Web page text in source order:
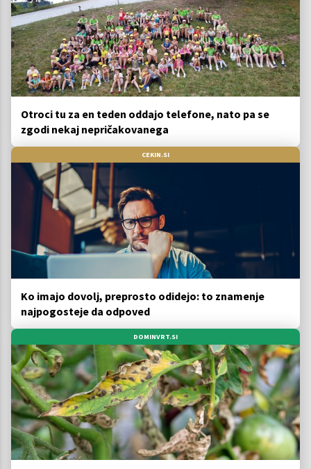
Otroci tu za en teden oddajo telefone, nato pa se
zgodi nekaj nepričakovanega
CEKIN.SI
Ko imajo dovolj, preprosto odidejo: to znamenje
najpogosteje da odpoved
DOMINVRT.SI